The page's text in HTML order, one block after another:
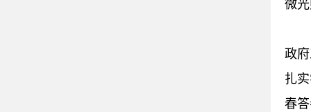
微
政
扎
春